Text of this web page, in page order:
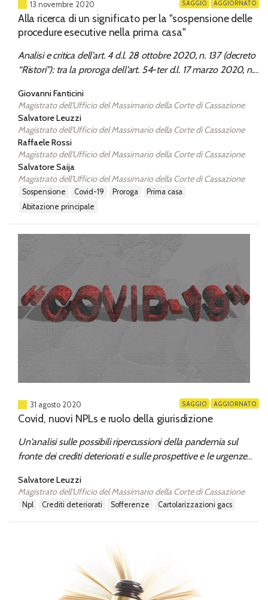
13 novembre 2020 AGGIORNATO
SAGGIO
Alla ricerca di un significato per la "sospensione delle
procedure esecutive nella prima casa"
Analisi e critica dell’art. 4 d.l. 28 ottobre 2020, n. 137 (decreto
“Ristori”): tra la proroga dell’art. 54-ter d.l. 17 marzo 2020, n.
n. 27, e una “inefficacia” difficile da comprendere.
Giovanni Fanticini
Magistrato dell'Ufficio del Massimario della Corte di Cassazione
Salvatore Leuzzi
Magistrato dell'Ufficio del Massimario della Corte di Cassazione
Raffaele Rossi
Magistrato dell'Ufficio del Massimario della Corte di Cassazione
Salvatore Saija
Magistrato dell'Ufficio del Massimario della Corte di Cassazione
sospensione covid-19 proroga
prima casa
abitazione principale
31 agosto 2020 AGGIORNATO
SAGGIO
Covid, nuovi NPLs e ruolo della giurisdizione
Un'analisi sulle possibili ripercussioni della pandemia sul
fronte dei crediti deteriorati e sulle prospettive e le urgenze
Salvatore Leuzzi
Magistrato dell'Ufficio del Massimario della Corte di Cassazione
npl crediti deteriorati sofferenze cartolarizzazioni gacs